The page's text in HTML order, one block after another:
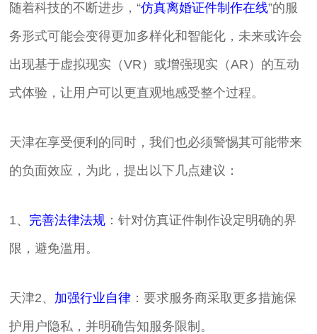
随着科技的不断进步，“仿真离婚证件制作在线”的服
务形式可能会变得更加多样化和智能化，未来或许会
出现基于虚拟现实（VR）或增强现实（AR）的互动
式体验，让用户可以更直观地感受整个过程。
天津在享受便利的同时，我们也必须警惕其可能带来
的负面效应，为此，提出以下几点建议：
1、 完善法律法规 ：针对仿真证件制作设定明确的界
限，避免滥用。
天津2、 加强行业自律 ：要求服务商采取更多措施保
护用户隐私，并明确告知服务限制。